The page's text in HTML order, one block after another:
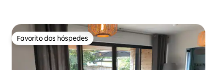
Favorito dos hóspedes
Favorito dos hóspedes